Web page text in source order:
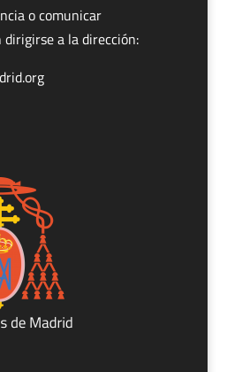
o comunicar
a la dirección: